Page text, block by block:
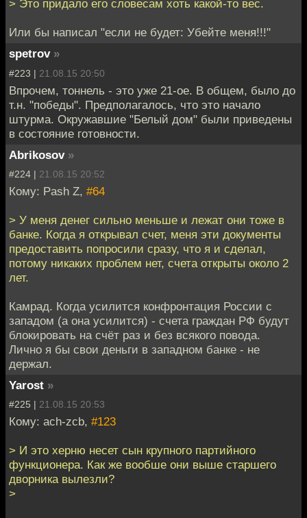
> Это придало его словесам хоть какой-то вес.
Или бы написал "если не будет: Убейте меня!!!"
spetrov »
#223 | 21.08.15 20:50
Впрочем, тоннель - это уже 21-ое. В общем, было до
т.н. "победы". Предполагалось, что это начало
штурма. Окружавшие "Белый дом" были приведены
в состояние готовности.
Abrikosov »
#224 | 21.08.15 20:52
Кому: Pash Z, #64
> У меня денег сильно меньше и лежат они тоже в
банке. Когда я открывал счет, меня эти документы
предоставить попросили сразу, что я и сделал,
потому никаких проблем нет, счета открыты около 2
лет.
Камрад. Когда усилится конфронтация России с
западом (а она усилится) - счета граждан РФ будут
блокировать на счёт раз и без всякого повода.
Лично я бы свои деньги в западном банке - не
держал.
Yarost »
#225 | 21.08.15 20:53
Кому: ach-zcb, #123
> И это херню несет сын крупного партийного
функционера. Как же вообше они выше старшего
дворника вылезли?
>